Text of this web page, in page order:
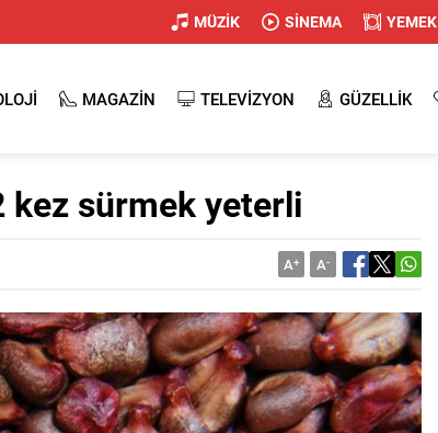
MÜZİK SİNEMA YEMEK
MAGAZİN TELEVİZYON GÜZELLİK
kez sürmek yeterli
A+ A-